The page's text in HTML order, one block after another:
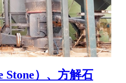
Stone）、方解石